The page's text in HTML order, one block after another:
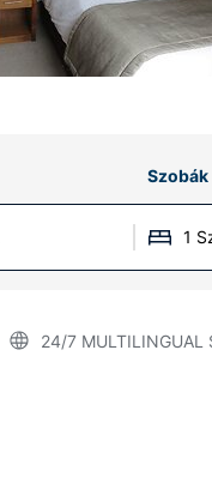
Szobák
1
24/7 MULTILINGUAL